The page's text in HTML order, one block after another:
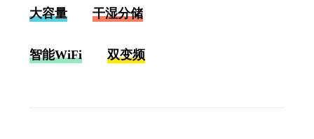
大容量 干湿分储
智能WiFi 双变频